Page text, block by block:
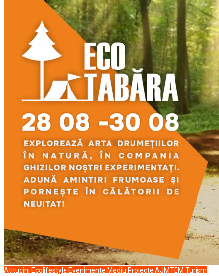
Atitudini Ecolifestyle Evenimente Mediu Proiecte AJMTEM Turism